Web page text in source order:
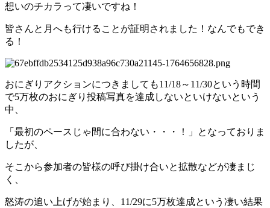
想いのチカラって凄いですね！
皆さんと月へも行けることが証明されました！なんでもでき
る！
おにぎりアクションにつきましても11/18～11/30という時間
で5万枚のおにぎり投稿写真を達成しないといけないという
中、
「最初のペースじゃ間に合わない・・・！」となっておりま
したが、
そこから参加者の皆様の呼び掛け合いと拡散などが凄まじ
く、
怒涛の追い上げが始まり、11/29に5万枚達成という凄い結果